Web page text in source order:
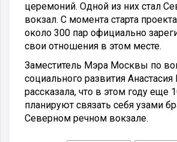
церемоний. Одной из них стал
вокзал. С момента старта
около 300 пар официально
свои отношения в этом месте.
Заместитель Мэра Москвы по
социального развития
рассказала, что в этом году еще
планируют связать себя узами
Северном речном вокзале.